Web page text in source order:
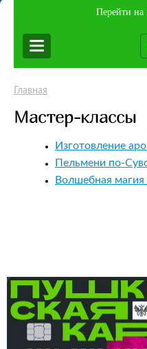
Перейти
Главная
Мастер-классы
Изготовление
Пельмени по-
Волшебная магия